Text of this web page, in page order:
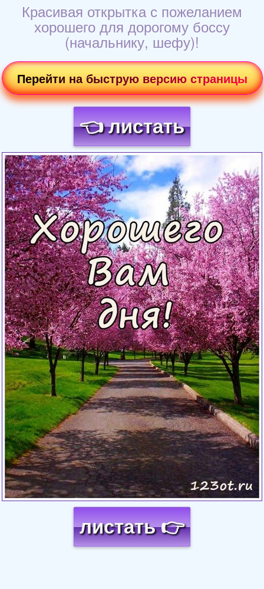
Красивая открытка с пожеланием
хорошего для дорогому боссу
(начальнику, шефу)!
Перейти на быструю версию страницы
👈 листать
Загрузка картинки...
листать 👉